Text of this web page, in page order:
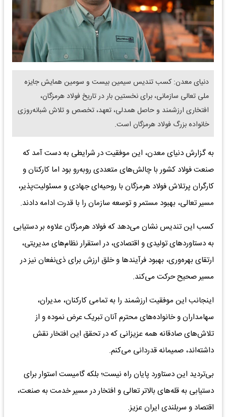
دنیای معدن: کسب تندیس سیمین بیست و سومین همایش جایزه
ملی تعالی سازمانی، برای نخستین بار در تاریخ فولاد هرمزگان،
افتخاری ارزشمند و حاصل همدلی، تعهد، تخصص و تلاش شبانه‌روزی
خانواده بزرگ فولاد هرمزگان است.
به گزارش دنیای معدن، این موفقیت در شرایطی به دست آمد که
صنعت فولاد کشور با چالش‌های متعددی روبه‌رو بود اما کارکنان و
کارگران پرتلاش فولاد هرمزگان با روحیه‌ای جهادی و مسئولیت‌پذیر،
مسیر تعالی، بهبود مستمر و توسعه سازمان را با قدرت ادامه دادند.
کسب این تندیس نشان می‌دهد که فولاد هرمزگان علاوه بر دستیابی
به دستاوردهای تولیدی و اقتصادی، در استقرار نظام‌های مدیریتی،
ارتقای بهره‌وری، بهبود فرآیندها و خلق ارزش برای ذی‌نفعان نیز در
مسیر صحیح حرکت می‌کند.
اینجانب این موفقیت ارزشمند را به تمامی کارکنان، مدیران،
سهامداران و خانواده‌های محترم آنان تبریک عرض نموده و از
تلاش‌های صادقانه همه عزیزانی که در تحقق این افتخار نقش
داشته‌اند، صمیمانه قدردانی می‌کنم.
بی‌تردید این دستاورد پایان راه نیست؛ بلکه گامیست استوار برای
دستیابی به قله‌های بالاتر تعالی و افتخار در مسیر خدمت به صنعت،
اقتصاد و سربلندی ایران عزیز.